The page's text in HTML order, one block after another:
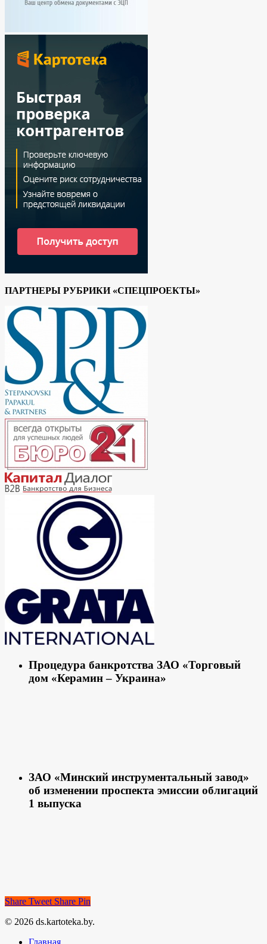
ПАРТНЕРЫ РУБРИКИ «СПЕЦПРОЕКТЫ»
Процедура банкротства ЗАО «Торговый
дом «Керамин – Украина»
ЗАО «Минский инструментальный завод»
об изменении проспекта эмиссии облигаций
1 выпуска
Share Tweet Share Pin
© 2026 ds.kartoteka.by.